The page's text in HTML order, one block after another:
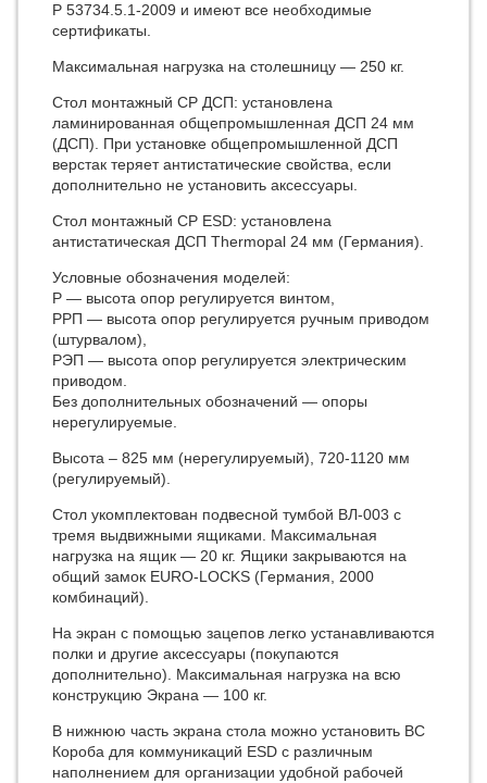
Р 53734.5.1-2009 и имеют все необходимые
сертификаты.
Максимальная нагрузка на столешницу — 250 кг.
Стол монтажный СР ДСП: установлена
ламинированная общепромышленная ДСП 24 мм
(ДСП). При установке общепромышленной ДСП
верстак теряет антистатические свойства, если
дополнительно не установить аксессуары.
Стол монтажный СР ESD: установлена
антистатическая ДСП Thermopal 24 мм (Германия).
Условные обозначения моделей:
Р — высота опор регулируется винтом,
РРП — высота опор регулируется ручным приводом
(штурвалом),
РЭП — высота опор регулируется электрическим
приводом.
Без дополнительных обозначений — опоры
нерегулируемые.
Высота – 825 мм (нерегулируемый), 720-1120 мм
(регулируемый).
Стол укомплектован подвесной тумбой ВЛ-003 с
тремя выдвижными ящиками. Максимальная
нагрузка на ящик — 20 кг. Ящики закрываются на
общий замок EURO-LOCKS (Германия, 2000
комбинаций).
На экран с помощью зацепов легко устанавливаются
полки и другие аксессуары (покупаются
дополнительно). Максимальная нагрузка на всю
конструкцию Экрана — 100 кг.
В нижнюю часть экрана стола можно установить ВС
Короба для коммуникаций ESD с различным
наполнением для организации удобной рабочей